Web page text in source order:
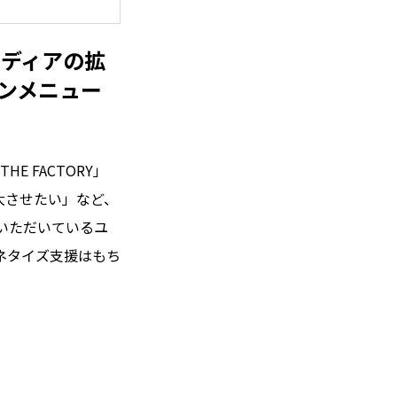
ィアの拡
メニュー
FACTORY」
せたい」など、
ただいているユ
イズ支援はもち